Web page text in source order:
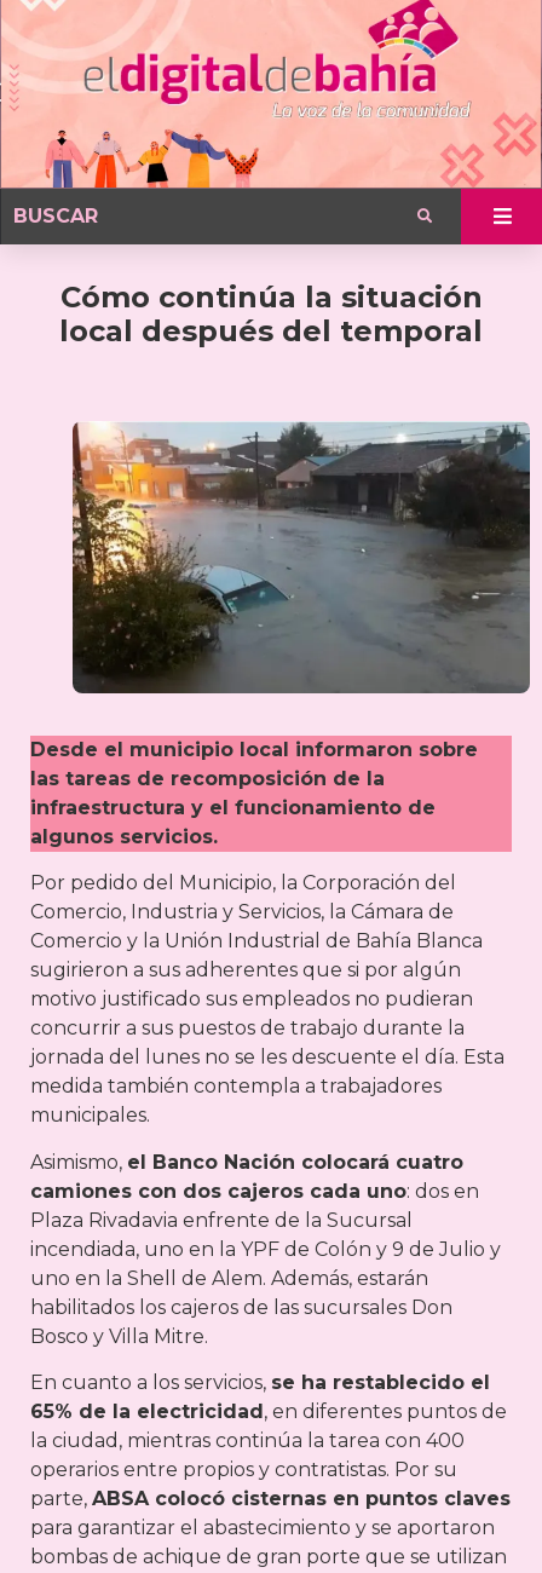
Cómo continúa la situación
local después del temporal
Desde el municipio local informaron sobre
las tareas de recomposición de la
infraestructura y el funcionamiento de
algunos servicios.
Por pedido del Municipio, la Corporación del
Comercio, Industria y Servicios, la Cámara de
Comercio y la Unión Industrial de Bahía Blanca
sugirieron a sus adherentes que si por algún
motivo justificado sus empleados no pudieran
concurrir a sus puestos de trabajo durante la
jornada del lunes no se les descuente el día. Esta
medida también contempla a trabajadores
municipales.
Asimismo, el Banco Nación colocará cuatro
camiones con dos cajeros cada uno: dos en
Plaza Rivadavia enfrente de la Sucursal
incendiada, uno en la YPF de Colón y 9 de Julio y
uno en la Shell de Alem. Además, estarán
habilitados los cajeros de las sucursales Don
Bosco y Villa Mitre.
En cuanto a los servicios, se ha restablecido el
65% de la electricidad , en diferentes puntos de
la ciudad, mientras continúa la tarea con 400
operarios entre propios y contratistas. Por su
parte, ABSA colocó cisternas en puntos claves
para garantizar el abastecimiento y se aportaron
bombas de achique de gran porte que se utilizan